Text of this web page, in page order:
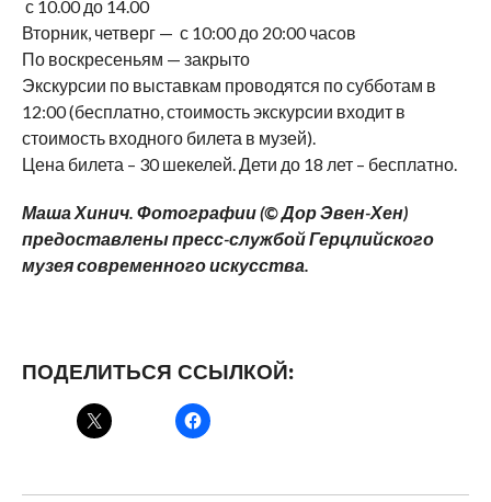
с 10.00 до 14.00
Вторник, четверг — с 10:00 до 20:00 часов
По воскресеньям — закрыто
Экскурсии по выставкам проводятся по субботам в
12:00 (бесплатно, стоимость экскурсии входит в
стоимость входного билета в музей).
Цена билета – 30 шекелей. Дети до 18 лет – бесплатно.
Маша Хинич. Фотографии (© Дор Эвен-Хен)
предоставлены пресс-службой Герцлийского
музея современного искусства.
ПОДЕЛИТЬСЯ ССЫЛКОЙ: